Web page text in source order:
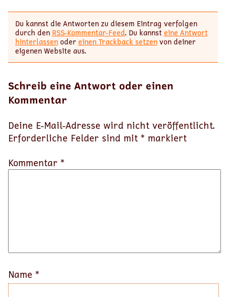
Du kannst die Antworten zu diesem Eintrag verfolgen
durch den RSS-Kommentar-Feed. Du kannsteine Antwort
hinterlassenodereinen Trackback setzenvon deiner
eigenen Website aus.
Schreib eine Antwort oder einen
Kommentar
Deine E-Mail-Adresse wird nicht veröffentlicht.
Erforderliche Felder sind mit * markiert
Kommentar *
Name *